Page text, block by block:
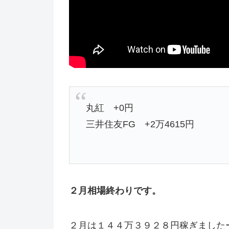
丸紅 +0円
三井住友FG +2万4615円
２月相場終わりです。
２月は１４４万３９２８円稼ぎました